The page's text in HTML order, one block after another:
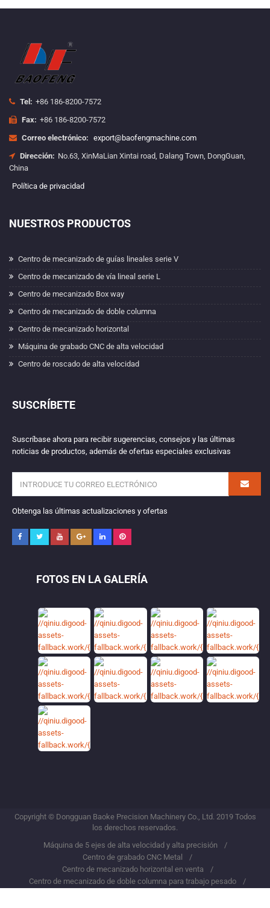
Tel: +86 186-8200-7572
Fax: +86 186-8200-7572
Correo electrónico: export@baofengmachine.com
Dirección: No.63, XinMaLian Xintai road, Dalang Town, DongGuan,
China
Política de privacidad
NUESTROS PRODUCTOS
Centro de mecanizado de guías lineales serie V
Centro de mecanizado de vía lineal serie L
Centro de mecanizado Box way
Centro de mecanizado de doble columna
Centro de mecanizado horizontal
Máquina de grabado CNC de alta velocidad
Centro de roscado de alta velocidad
SUSCRÍBETE
Suscríbase ahora para recibir sugerencias, consejos y las últimas
noticias de productos, además de ofertas especiales exclusivas
Obtenga las últimas actualizaciones y ofertas
FOTOS EN LA GALERÍA
Copyright © Dongguan Baoke Precision Machinery Co., Ltd. 2019 Todos
los derechos reservados.
Máquina de 5 ejes de alta velocidad y alta precisión
Centro de grabado CNC Metal
Centro de mecanizado horizontal en venta
Centro de mecanizado de doble columna para trabajo pesado